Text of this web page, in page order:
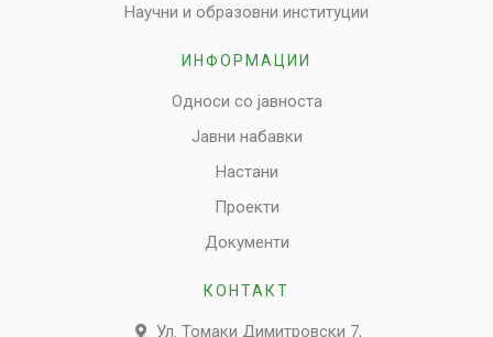
Научни и образовни институции
ИНФОРМАЦИИ
Односи со јавноста
Јавни набавки
Настани
Проекти
Документи
КОНТАКТ
Ул. Томаки Димитровски 7,